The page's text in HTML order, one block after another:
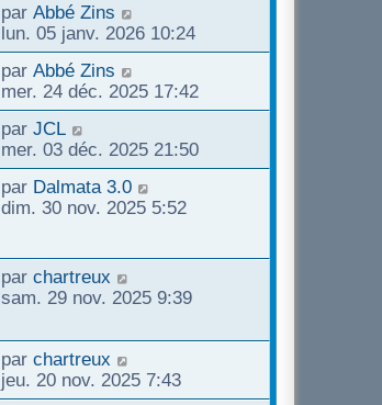
par Abbé Zins
lun. 05 janv. 2026 10:24
par Abbé Zins
mer. 24 déc. 2025 17:42
par JCL
mer. 03 déc. 2025 21:50
par Dalmata 3.0
dim. 30 nov. 2025 5:52
par chartreux
sam. 29 nov. 2025 9:39
par chartreux
jeu. 20 nov. 2025 7:43